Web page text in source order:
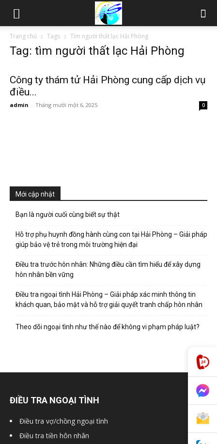
Thám
Hải
Phong,
Giss
Trang chủ Tags Tìm người thất lạc Hải Phòng
Tag: tìm người thất lạc Hải Phòng
Công ty thám tử Hải Phòng cung cấp dịch vụ
điều...
admin - Tháng mười một 6, 2025 0
Mới cập nhật
Bạn là người cuối cùng biết sự thật
Hỗ trợ phụ huynh đồng hành cùng con tại Hải Phòng – Giải pháp
giúp bảo vệ trẻ trong môi trường hiện đại
Điều tra trước hôn nhân: Những điều cần tìm hiểu để xây dựng
hôn nhân bền vững
Điều tra ngoại tình Hải Phòng – Giải pháp xác minh thông tin
khách quan, bảo mật và hỗ trợ giải quyết tranh chấp hôn nhân
Theo dõi ngoại tình như thế nào để không vi phạm pháp luật?
ĐIỀU TRA NGOẠI TÌNH
Điều tra vợ/chồng ngoại tình
Điều tra tiền hôn nhân